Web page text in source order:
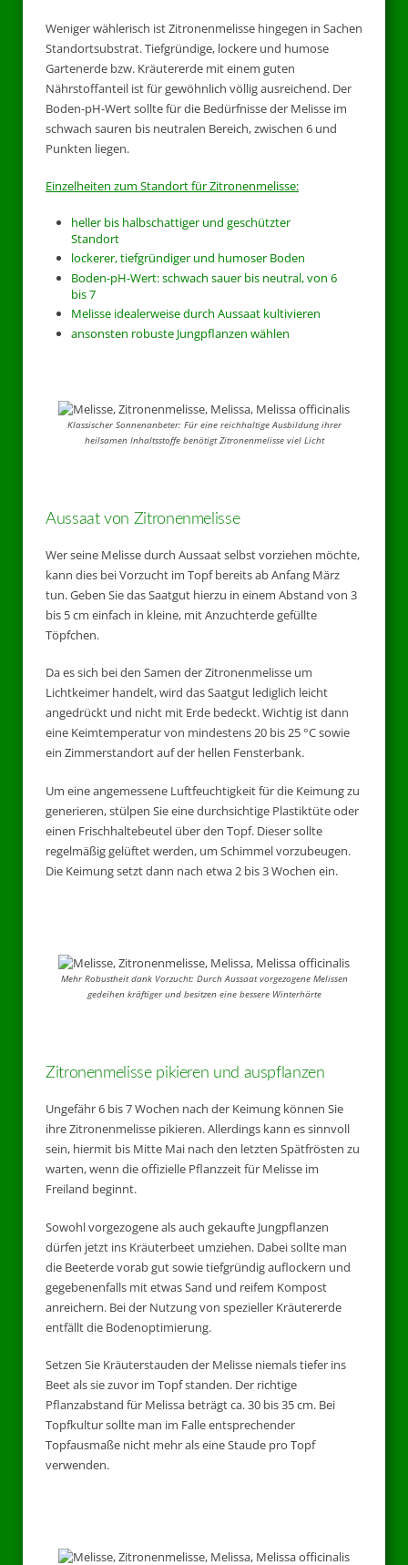
Weniger wählerisch ist Zitronenmelisse hingegen in Sachen
Standortsubstrat. Tiefgründige, lockere und humose
Gartenerde bzw. Kräutererde mit einem guten
Nährstoffanteil ist für gewöhnlich völlig ausreichend. Der
Boden-pH-Wert sollte für die Bedürfnisse der Melisse im
schwach sauren bis neutralen Bereich, zwischen 6 und
Punkten liegen.
Einzelheiten zum Standort für Zitronenmelisse:
heller bis halbschattiger und geschützter
Standort
lockerer, tiefgründiger und humoser Boden
Boden-pH-Wert: schwach sauer bis neutral, von 6
bis 7
Melisse idealerweise durch Aussaat kultivieren
ansonsten robuste Jungpflanzen wählen
Klassischer Sonnenanbeter: Für eine reichhaltige Ausbildung ihrer
heilsamen Inhaltsstoffe benötigt Zitronenmelisse viel Licht
Aussaat von Zitronenmelisse
Wer seine Melisse durch Aussaat selbst vorziehen möchte,
kann dies bei Vorzucht im Topf bereits ab Anfang März
tun. Geben Sie das Saatgut hierzu in einem Abstand von 3
bis 5 cm einfach in kleine, mit Anzuchterde gefüllte
Töpfchen.
Da es sich bei den Samen der Zitronenmelisse um
Lichtkeimer handelt, wird das Saatgut lediglich leicht
angedrückt und nicht mit Erde bedeckt. Wichtig ist dann
eine Keimtemperatur von mindestens 20 bis 25 °C sowie
ein Zimmerstandort auf der hellen Fensterbank.
Um eine angemessene Luftfeuchtigkeit für die Keimung zu
generieren, stülpen Sie eine durchsichtige Plastiktüte oder
einen Frischhaltebeutel über den Topf. Dieser sollte
regelmäßig gelüftet werden, um Schimmel vorzubeugen.
Die Keimung setzt dann nach etwa 2 bis 3 Wochen ein.
Mehr Robustheit dank Vorzucht: Durch Aussaat vorgezogene Melissen
gedeihen kräftiger und besitzen eine bessere Winterhärte
Zitronenmelisse pikieren und auspflanzen
Ungefähr 6 bis 7 Wochen nach der Keimung können Sie
ihre Zitronenmelisse pikieren. Allerdings kann es sinnvoll
sein, hiermit bis Mitte Mai nach den letzten Spätfrösten zu
warten, wenn die offizielle Pflanzzeit für Melisse im
Freiland beginnt.
Sowohl vorgezogene als auch gekaufte Jungpflanzen
dürfen jetzt ins Kräuterbeet umziehen. Dabei sollte man
die Beeterde vorab gut sowie tiefgründig auflockern und
gegebenenfalls mit etwas Sand und reifem Kompost
anreichern. Bei der Nutzung von spezieller Kräutererde
entfällt die Bodenoptimierung.
Setzen Sie Kräuterstauden der Melisse niemals tiefer ins
Beet als sie zuvor im Topf standen. Der richtige
Pflanzabstand für Melissa beträgt ca. 30 bis 35 cm. Bei
Topfkultur sollte man im Falle entsprechender
Topfausmaße nicht mehr als eine Staude pro Topf
verwenden.